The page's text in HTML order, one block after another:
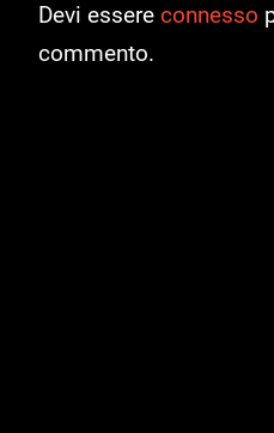
Devi essere connesso
commento.